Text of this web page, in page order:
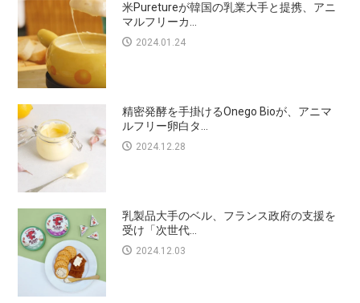
米Puretureが韓国の乳業大手と提携、アニ
マルフリーカ...
2024.01.24
精密発酵を手掛けるOnego Bioが、アニマ
ルフリー卵白タ...
2024.12.28
乳製品大手のベル、フランス政府の支援を
受け「次世代...
2024.12.03